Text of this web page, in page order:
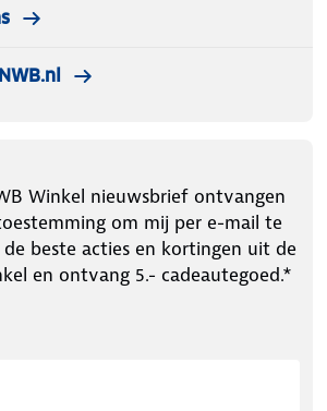
Winkel nieuwsbrief ontvangen
om mij per e-mail te
beste acties en kortingen uit de
en ontvang 5.- cadeautegoed.*